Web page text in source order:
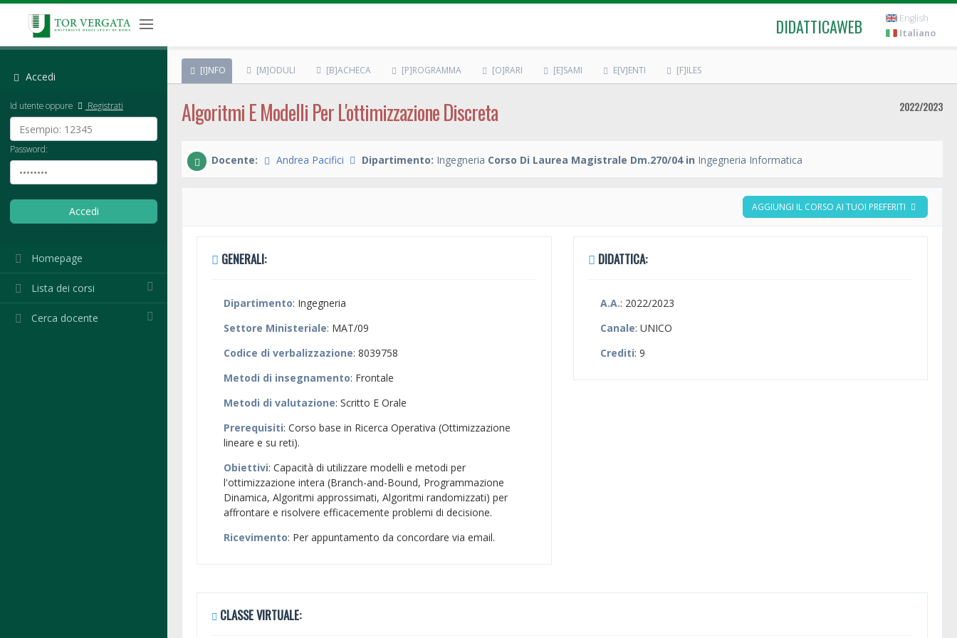
DIDATTICAWEB
English
Italiano
Accedi
Id utente oppure Registrati
Password:
Homepage
Lista dei corsi
Cerca docente
[I]NFO [M]ODULI [B]ACHECA [P]ROGRAMMA [O]RARI [E]SAMI E[V]ENTI [F]ILES
Algoritmi E Modelli Per L'ottimizzazione Discreta 2022/2023
Docente: Andrea Pacifici Dipartimento: Ingegneria Corso Di Laurea Magistrale Dm.270/04 in Ingegneria Informatica
AGGIUNGI IL CORSO AI TUOI PREFERITI
GENERALI:
Dipartimento: Ingegneria
Settore Ministeriale: MAT/09
Codice di verbalizzazione: 8039758
Metodi di insegnamento: Frontale
Metodi di valutazione: Scritto E Orale
Prerequisiti: Corso base in Ricerca Operativa (Ottimizzazione
lineare e su reti).
Obiettivi: Capacità di utilizzare modelli e metodi per
l'ottimizzazione intera (Branch-and-Bound, Programmazione
Dinamica, Algoritmi approssimati, Algoritmi randomizzati) per
affrontare e risolvere efficacemente problemi di decisione.
Ricevimento: Per appuntamento da concordare via email.
DIDATTICA:
A.A.: 2022/2023
Canale: UNICO
Crediti: 9
CLASSE VIRTUALE: